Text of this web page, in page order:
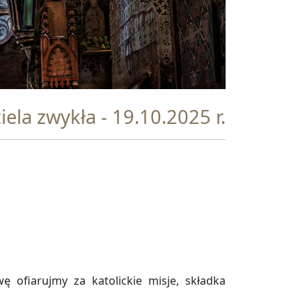
zwykła - 19.10.2025 r.
ofiarujmy za katolickie misje, składka